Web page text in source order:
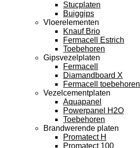
Stucplaten
Buiggips
Vloerelementen
Knauf Brio
Fermacell Estrich
Toebehoren
Gipsvezelplaten
Fermacell
Diamandboard X
Fermacell toebehoren
Vezelcementplaten
Aquapanel
Powerpanel H2O
Toebehoren
Brandwerende platen
Promatect H
Promatect 100